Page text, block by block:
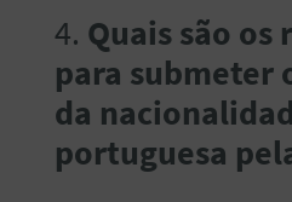
4. Quais são os
para submeter
da
portuguesa